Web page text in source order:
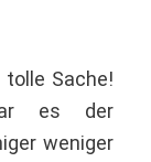
tolle Sache!
es der
weniger